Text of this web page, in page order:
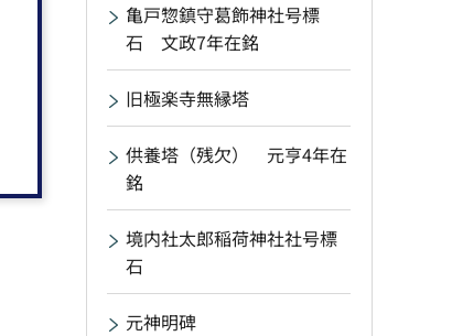
亀戸惣鎮守葛飾神社号標
石 文政7年在銘
旧極楽寺無縁塔
供養塔（残欠） 元亨4年在
銘
境内社太郎稲荷神社社号標
石
元神明碑